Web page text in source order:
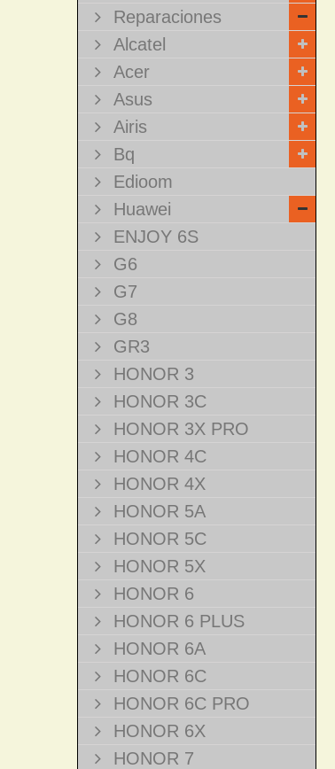
Reparaciones
Alcatel
Acer
Asus
Airis
Bq
Edioom
Huawei
ENJOY 6S
G6
G7
G8
GR3
HONOR 3
HONOR 3C
HONOR 3X PRO
HONOR 4C
HONOR 4X
HONOR 5A
HONOR 5C
HONOR 5X
HONOR 6
HONOR 6 PLUS
HONOR 6A
HONOR 6C
HONOR 6C PRO
HONOR 6X
HONOR 7